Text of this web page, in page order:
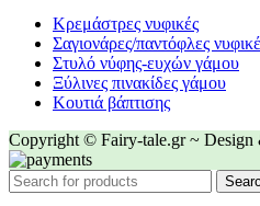
Κρεμάστρες νυφικές
Σαγιονάρες/παντόφλες
Στυλό νύφης-ευχών γάμου
Ξύλινες πινακίδες γάμου
Κουτιά βάπτισης
Copyright © Fairy-tale.gr ~ Design